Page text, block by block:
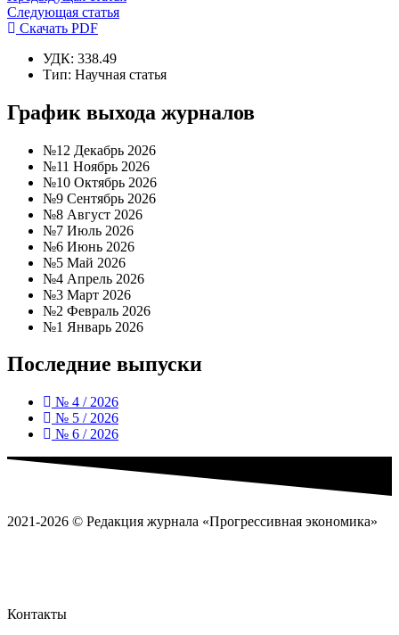
Следующая статья
Скачать PDF
УДК: 338.49
Тип: Научная статья
График выхода журналов
№12 Декабрь 2026
№11 Ноябрь 2026
№10 Октябрь 2026
№9 Сентябрь 2026
№8 Август 2026
№7 Июль 2026
№6 Июнь 2026
№5 Май 2026
№4 Апрель 2026
№3 Март 2026
№2 Февраль 2026
№1 Январь 2026
Последние выпуски
№ 4 / 2026
№ 5 / 2026
№ 6 / 2026
2021-2026 © Редакция журнала «Прогрессивная экономика»
Контакты